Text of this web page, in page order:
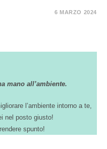
6 MARZO 2024
mano all’ambiente.
l’ambiente intorno a te,
nel posto giusto!
spunto!